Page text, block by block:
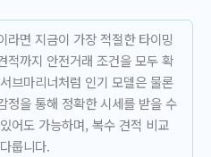
라면 지금이 가장 적절한 타이밍
적까지 안전거래 조건을 모두 확
브마리너처럼 인기 모델은 물론
정을 통해 정확한 시세를 받을 수
어도 가능하며, 복수 견적 비교
룹니다.